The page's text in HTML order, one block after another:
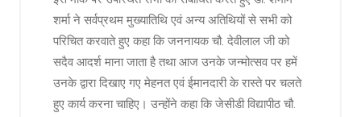
शर्मा ने सर्वप्रथम मुख्यातिथि एवं अन्य अतिथियों से सभी को
परिचित करवाते हुए कहा कि जननायक चौ. देवीलाल जी को
सदैव आदर्श माना जाता है तथा आज उनके जन्मोत्सव पर हमें
उनके द्वारा दिखाए गए मेहनत एवं ईमानदारी के रास्ते पर चलते
हुए कार्य करना चाहिए। उन्होंने कहा कि जेसीडी विद्यापीठ चौ.